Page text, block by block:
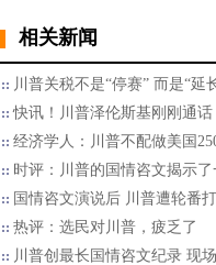
相关新闻
川普关税不是“停赛” 而是“延
快讯！川普泽伦斯基刚刚通话
经济学人：川普不配做美国
时评：川普的国情咨文揭示
国情咨文演说后 川普遭轮番
热评：选民对川普，疲乏了
川普创最长国情咨文纪录 现